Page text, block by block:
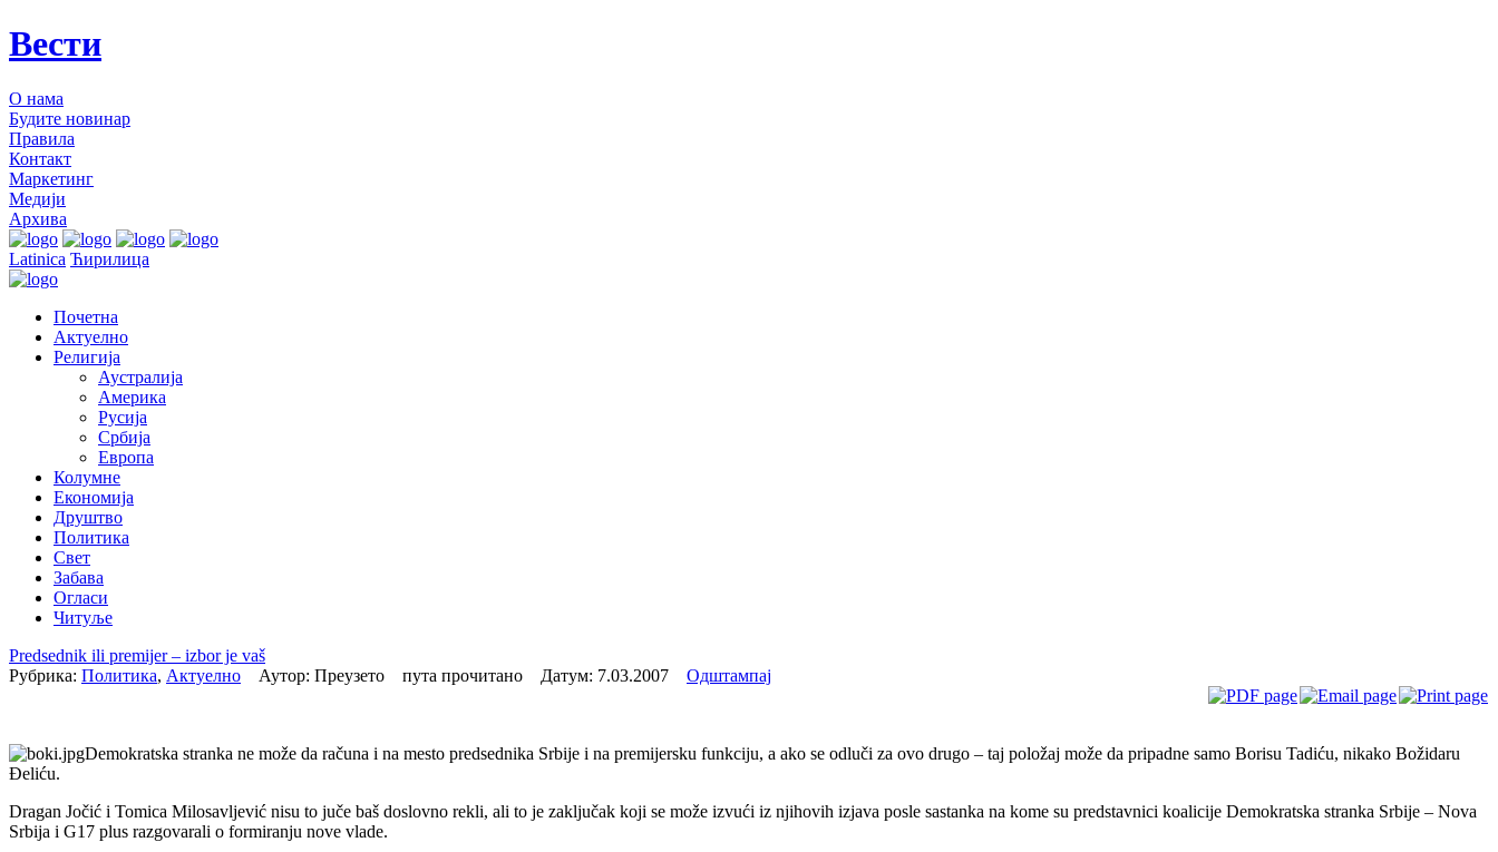
Вести
О нама
Будите новинар
Правила
Контакт
Маркетинг
Медији
Архива
Latinica Ћирилица
Почетна
Актуелно
Религија
Аустралија
Америка
Русија
Србија
Европа
Колумне
Економија
Друштво
Политика
Свет
Забава
Огласи
Читуље
Predsednik ili premijer – izbor je vaš
Рубрика: Политика, Актуелно Аутор: Преузето пута прочитано Датум: 7.03.2007 Одштампај
Demokratska stranka ne može da računa i na mesto predsednika Srbije i na premijersku funkciju, a ako se odluči za ovo drugo – taj položaj može da pripadne samo Borisu Tadiću, nikako Božidaru
Đeliću.
Dragan Jočić i Tomica Milosavljević nisu to juče baš doslovno rekli, ali to je zaključak koji se može izvući iz njihovih izjava posle sastanka na kome su predstavnici koalicije Demokratska stranka Srbije – Nova
Srbija i G17 plus razgovarali o formiranju nove vlade.